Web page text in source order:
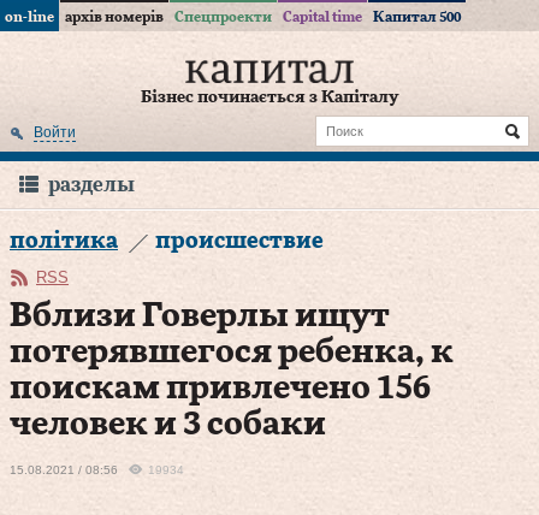
on-line архів номерів Спецпроекти Capital time Капитал 500
Бізнес починається з Капіталу
Войти
разделы
політика происшествие
RSS
Вблизи Говерлы ищут
потерявшегося ребенка, к
поискам привлечено 156
человек и 3 собаки
15.08.2021 / 08:56 19934